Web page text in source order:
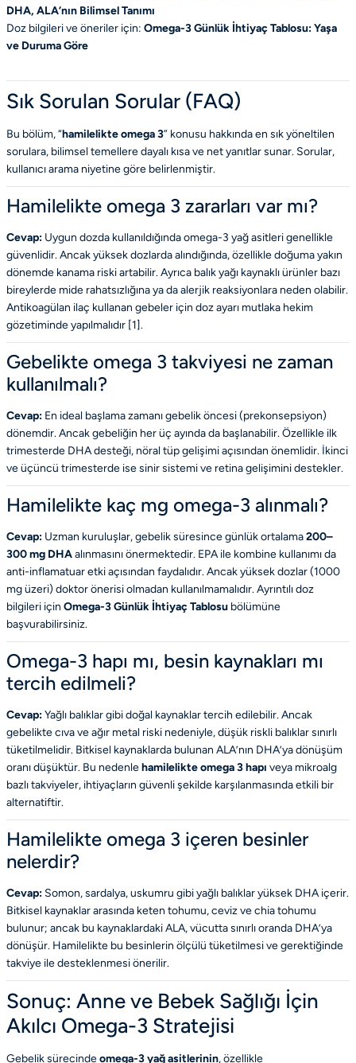
DHA, ALA’nın Bilimsel Tanımı
Doz bilgileri ve öneriler için: Omega-3 Günlük İhtiyaç Tablosu: Yaşa
ve Duruma Göre
Sık Sorulan Sorular (FAQ)
Bu bölüm, “hamilelikte omega 3” konusu hakkında en sık yöneltilen
sorulara, bilimsel temellere dayalı kısa ve net yanıtlar sunar. Sorular,
kullanıcı arama niyetine göre belirlenmiştir.
Hamilelikte omega 3 zararları var mı?
Cevap: Uygun dozda kullanıldığında omega-3 yağ asitleri genellikle
güvenlidir. Ancak yüksek dozlarda alındığında, özellikle doğuma yakın
dönemde kanama riski artabilir. Ayrıca balık yağı kaynaklı ürünler bazı
bireylerde mide rahatsızlığına ya da alerjik reaksiyonlara neden olabilir.
Antikoagülan ilaç kullanan gebeler için doz ayarı mutlaka hekim
gözetiminde yapılmalıdır [1].
Gebelikte omega 3 takviyesi ne zaman
kullanılmalı?
Cevap: En ideal başlama zamanı gebelik öncesi (prekonsepsiyon)
dönemdir. Ancak gebeliğin her üç ayında da başlanabilir. Özellikle ilk
trimesterde DHA desteği, nöral tüp gelişimi açısından önemlidir. İkinci
ve üçüncü trimesterde ise sinir sistemi ve retina gelişimini destekler.
Hamilelikte kaç mg omega-3 alınmalı?
Cevap: Uzman kuruluşlar, gebelik süresince günlük ortalama200–
300 mg DHAalınmasını önermektedir. EPA ile kombine kullanımı da
anti-inflamatuar etki açısından faydalıdır. Ancak yüksek dozlar (1000
mg üzeri) doktor önerisi olmadan kullanılmamalıdır. Ayrıntılı doz
bilgileri için Omega-3 Günlük İhtiyaç Tablosu bölümüne
başvurabilirsiniz.
Omega-3 hapı mı, besin kaynakları mı
tercih edilmeli?
Cevap:Yağlı balıklar gibi doğal kaynaklar tercih edilebilir. Ancak
gebelikte cıva ve ağır metal riski nedeniyle, düşük riskli balıklar sınırlı
tüketilmelidir. Bitkisel kaynaklarda bulunan ALA’nın DHA’ya dönüşüm
oranı düşüktür. Bu nedenlehamilelikte omega 3 hapı veya mikroalg
bazlı takviyeler, ihtiyaçların güvenli şekilde karşılanmasında etkili bir
alternatiftir.
Hamilelikte omega 3 içeren besinler
nelerdir?
Cevap: Somon, sardalya, uskumru gibi yağlı balıklar yüksek DHA içerir.
Bitkisel kaynaklar arasında keten tohumu, ceviz ve chia tohumu
bulunur; ancak bu kaynaklardaki ALA, vücutta sınırlı oranda DHA’ya
dönüşür. Hamilelikte bu besinlerin ölçülü tüketilmesi ve gerektiğinde
takviye ile desteklenmesi önerilir.
Sonuç: Anne ve Bebek Sağlığı İçin
Akılcı Omega-3 Stratejisi
Gebelik sürecindeomega-3 yağ asitlerinin, özellikle